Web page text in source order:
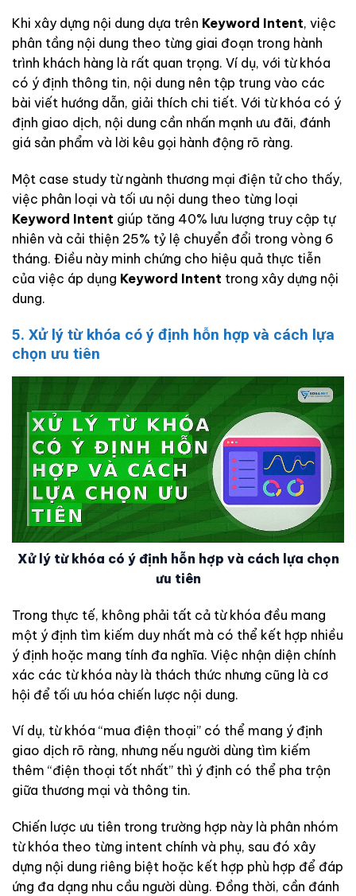
Khi xây dựng nội dung dựa trên Keyword Intent, việc
phân tầng nội dung theo từng giai đoạn trong hành
trình khách hàng là rất quan trọng. Ví dụ, với từ khóa
có ý định thông tin, nội dung nên tập trung vào các
bài viết hướng dẫn, giải thích chi tiết. Với từ khóa có ý
định giao dịch, nội dung cần nhấn mạnh ưu đãi, đánh
giá sản phẩm và lời kêu gọi hành động rõ ràng.
Một case study từ ngành thương mại điện tử cho thấy,
việc phân loại và tối ưu nội dung theo từng loại
Keyword Intent giúp tăng 40% lưu lượng truy cập tự
nhiên và cải thiện 25% tỷ lệ chuyển đổi trong vòng 6
tháng. Điều này minh chứng cho hiệu quả thực tiễn
của việc áp dụng Keyword Intent trong xây dựng nội
dung.
5. Xử lý từ khóa có ý định hỗn hợp và cách lựa
chọn ưu tiên
Xử lý từ khóa có ý định hỗn hợp và cách lựa chọn
ưu tiên
Trong thực tế, không phải tất cả từ khóa đều mang
một ý định tìm kiếm duy nhất mà có thể kết hợp nhiều
ý định hoặc mang tính đa nghĩa. Việc nhận diện chính
xác các từ khóa này là thách thức nhưng cũng là cơ
hội để tối ưu hóa chiến lược nội dung.
Ví dụ, từ khóa “mua điện thoại” có thể mang ý định
giao dịch rõ ràng, nhưng nếu người dùng tìm kiếm
thêm “điện thoại tốt nhất” thì ý định có thể pha trộn
giữa thương mại và thông tin.
Chiến lược ưu tiên trong trường hợp này là phân nhóm
từ khóa theo từng intent chính và phụ, sau đó xây
dựng nội dung riêng biệt hoặc kết hợp phù hợp để đáp
ứng đa dạng nhu cầu người dùng. Đồng thời, cần đánh